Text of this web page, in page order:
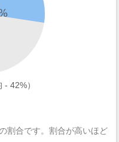
- 42%）
割合です。割合が高いほど